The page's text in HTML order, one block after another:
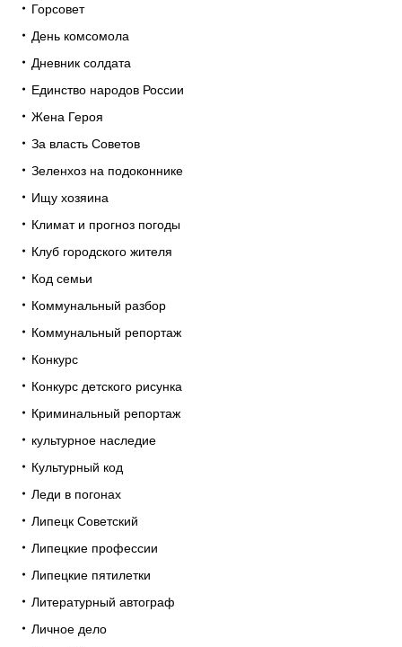
Горсовет
День комсомола
Дневник солдата
Единство народов России
Жена Героя
За власть Советов
Зеленхоз на подоконнике
Ищу хозяина
Климат и прогноз погоды
Клуб городского жителя
Код семьи
Коммунальный разбор
Коммунальный репортаж
Конкурс
Конкурс детского рисунка
Криминальный репортаж
культурное наследие
Культурный код
Леди в погонах
Липецк Советский
Липецкие профессии
Липецкие пятилетки
Литературный автограф
Личное дело